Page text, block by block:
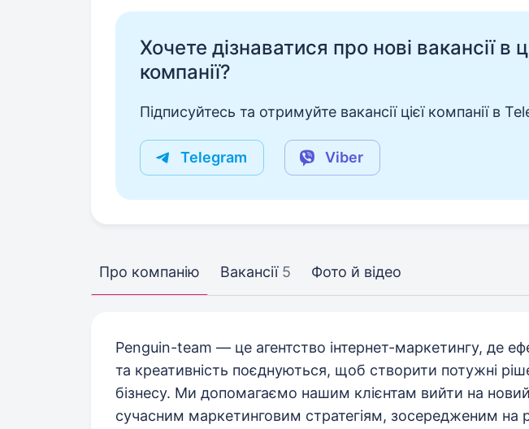
Хочете дізнаватися про нові вакансії в
компанії?
Підписуйтесь та отримуйте вакансії цієї компанії в
Telegram Viber
Про компанію Вакансії 5 Фото й відео
Penguin-team — це агентство інтернет-маркетингу, де
та креативність поєднуються, щоб створити потужні
бізнесу. Ми допомагаємо нашим клієнтам вийти на
сучасним маркетинговим стратегіям, зосередженим на